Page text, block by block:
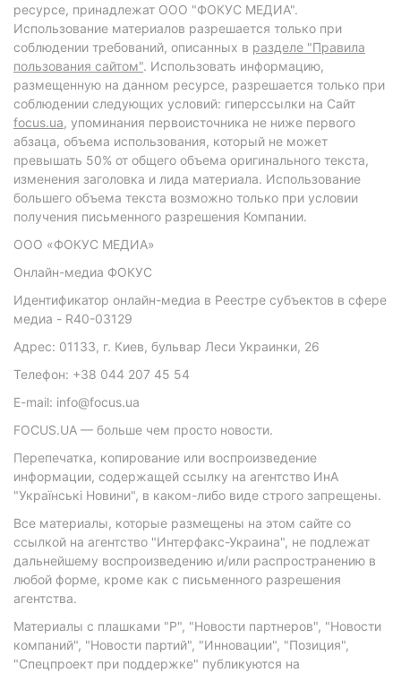
ресурсе, принадлежат ООО "ФОКУС МЕДИА".
Использование материалов разрешается только при
соблюдении требований, описанных в разделе "Правила
пользования сайтом". Использовать информацию,
размещенную на данном ресурсе, разрешается только при
соблюдении следующих условий: гиперссылки на Сайт
focus.ua, упоминания первоисточника не ниже первого
абзаца, объема использования, который не может
превышать 50% от общего объема оригинального текста,
изменения заголовка и лида материала. Использование
большего объема текста возможно только при условии
получения письменного разрешения Компании.
ООО «ФОКУС МЕДИА»
Онлайн-медиа ФОКУС
Идентификатор онлайн-медиа в Реестре субъектов в сфере
медиа - R40-03129
Адрес: 01133, г. Киев, бульвар Леси Украинки, 26
Телефон: +38 044 207 45 54
E-mail: info@focus.ua
FOCUS.UA — больше чем просто новости.
Перепечатка, копирование или воспроизведение
информации, содержащей ссылку на агентство ИнА
"Українські Новини", в каком-либо виде строго запрещены.
Все материалы, которые размещены на этом сайте со
ссылкой на агентство "Интерфакс-Украина", не подлежат
дальнейшему воспроизведению и/или распространению в
любой форме, кроме как с письменного разрешения
агентства.
Материалы с плашками "Р", "Новости партнеров", "Новости
компаний", "Новости партий", "Инновации", "Позиция",
"Спецпроект при поддержке" публикуются на